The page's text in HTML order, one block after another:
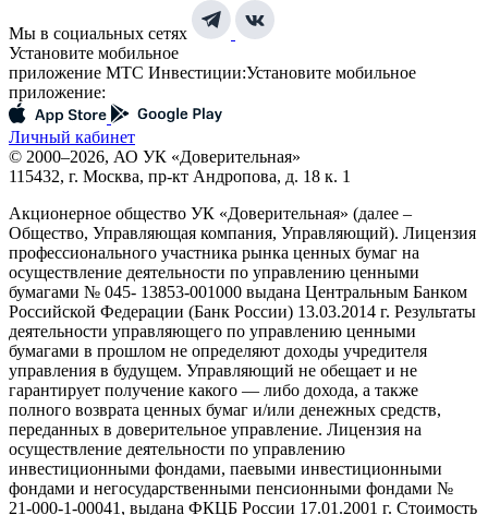
Мы в социальных сетях
Установите мобильное
приложение МТС Инвестиции:Установите мобильное
приложение:
Личный кабинет
© 2000–2026, АО УК «Доверительная»
115432, г. Москва, пр-кт Андропова, д. 18 к. 1
Акционерное общество УК «Доверительная» (далее –
Общество, Управляющая компания, Управляющий). Лицензия
профессионального участника рынка ценных бумаг на
осуществление деятельности по управлению ценными
бумагами № 045- 13853-001000 выдана Центральным Банком
Российской Федерации (Банк России) 13.03.2014 г. Результаты
деятельности управляющего по управлению ценными
бумагами в прошлом не определяют доходы учредителя
управления в будущем. Управляющий не обещает и не
гарантирует получение какого — либо дохода, а также
полного возврата ценных бумаг и/или денежных средств,
переданных в доверительное управление. Лицензия на
осуществление деятельности по управлению
инвестиционными фондами, паевыми инвестиционными
фондами и негосударственными пенсионными фондами №
21-000-1-00041, выдана ФКЦБ России 17.01.2001 г. Стоимость